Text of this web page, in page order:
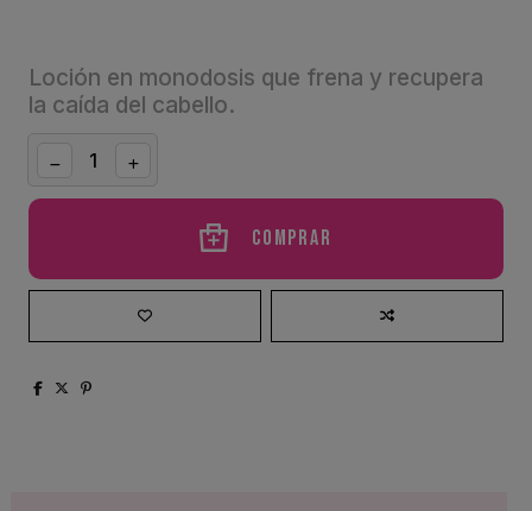
Loción en monodosis que frena y recupera
la caída del cabello.
Comprar